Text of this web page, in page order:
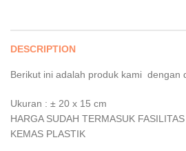
DESCRIPTION
Berikut ini adalah produk kami dengan
Ukuran : ± 20 x 15 cm
HARGA SUDAH TERMASUK
KEMAS PLASTIK